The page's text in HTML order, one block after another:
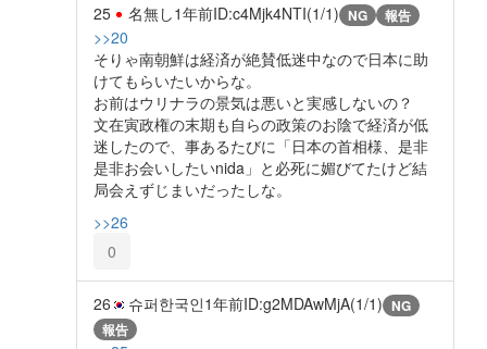
25 名無し1年前ID:c4Mjk4NTI(1/1) NG 報告
>>20
そりゃ南朝鮮は経済が絶賛低迷中なので日本に助
けてもらいたいからな。
お前はウリナラの景気は悪いと実感しないの？
文在寅政権の末期も自らの政策のお陰で経済が低
迷したので、事あるたびに「日本の首相様、是非
是非お会いしたいnida」と必死に媚びてたけど結
局会えずじまいだったしな。
>>26
0
26 슈퍼한국인1年前ID:g2MDAwMjA(1/1) NG
報告